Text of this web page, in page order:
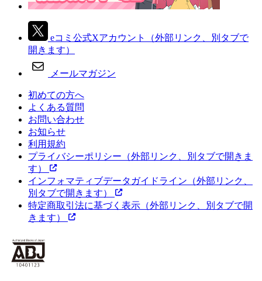
eコミ公式Xアカウント
（外部リンク、別タブで
開きます）
メールマガジン
初めての方へ
よくある質問
お問い合わせ
お知らせ
利用規約
プライバシーポリシー （外部リンク、別タブで開きま
す）
インフォマティブデータガイドライン （外部リンク、
別タブで開きます）
特定商取引法に基づく表示 （外部リンク、別タブで開
きます）